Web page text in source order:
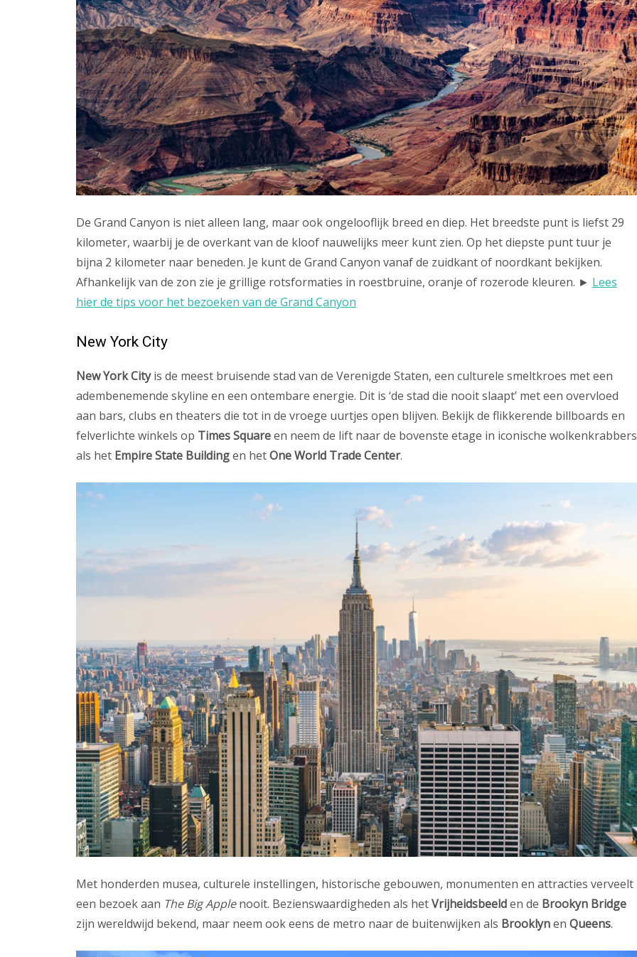
De Grand Canyon is niet alleen lang, maar ook ongelooflijk breed en diep. Het breedste punt is liefst 29
kilometer, waarbij je de overkant van de kloof nauwelijks meer kunt zien. Op het diepste punt tuur je
bijna 2 kilometer naar beneden. Je kunt de Grand Canyon vanaf de zuidkant of noordkant bekijken.
Afhankelijk van de zon zie je grillige rotsformaties in roestbruine, oranje of rozerode kleuren. ► Lees
hier de tips voor het bezoeken van de Grand Canyon
New York City
New York Cityis de meest bruisende stad van de Verenigde Staten, een culturele smeltkroes met een
adembenemende skyline en een ontembare energie. Dit is ‘de stad die nooit slaapt’ met een overvloed
aan bars, clubs en theaters die tot in de vroege uurtjes open blijven. Bekijk de flikkerende billboards en
felverlichte winkels op Times Squareen neem de lift naar de bovenste etage in iconische wolkenkrabbers
als het Empire State Buildingen hetOne World Trade Center.
Met honderden musea, culturele instellingen, historische gebouwen, monumenten en attracties verveelt
een bezoek aan The Big Applenooit. Bezienswaardigheden als hetVrijheidsbeelden de Brookyn Bridge
zijn wereldwijd bekend, maar neem ook eens de metro naar de buitenwijken als Brooklynen Queens.